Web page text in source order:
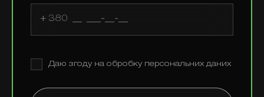
Даю згоду на обробку персональних даних